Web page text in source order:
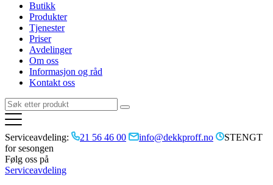
Butikk
Produkter
Tjenester
Priser
Avdelinger
Om oss
Informasjon og råd
Kontakt oss
Serviceavdeling: 21 56 46 00 info@dekkproff.no
STENGT
for sesongen
Følg oss på
Serviceavdeling